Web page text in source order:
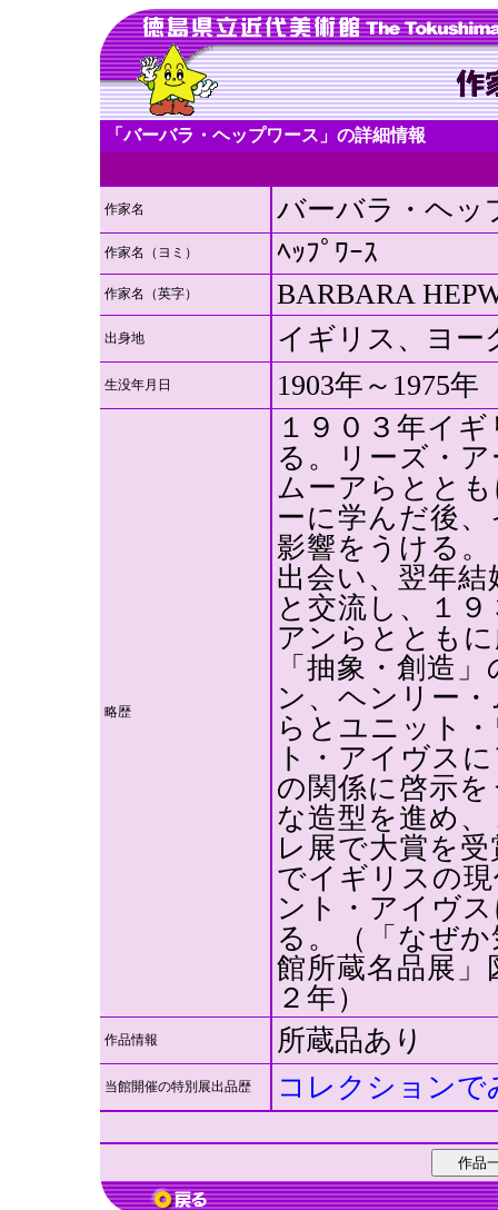
「バーバラ・ヘップワース」の詳細情報
作家名 バーバラ・ヘッ
作家名（ヨミ） ﾍｯﾌﾟﾜｰｽ
作家名（英字） BARBARA
出身地 イギリス、ヨー
生没年月日 1903年～1975年
略歴
１９０３年イ
る。リーズ・
ムーアらとと
ーに学んだ後
影響をうける
出会い、翌年
と交流し、１
アンらととも
「抽象・創造
ン、ヘンリー
らとユニット
ト・アイヴス
の関係に啓示
な造型を進め
レ展で大賞を
でイギリスの
ント・アイヴ
る。（「なぜ
館所蔵名品展」
２年）
作品情報 所蔵品あり
当館開催の特別展出品歴 コレクション